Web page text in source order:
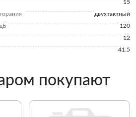
15
двухтактный
120
12
41.5
покупают